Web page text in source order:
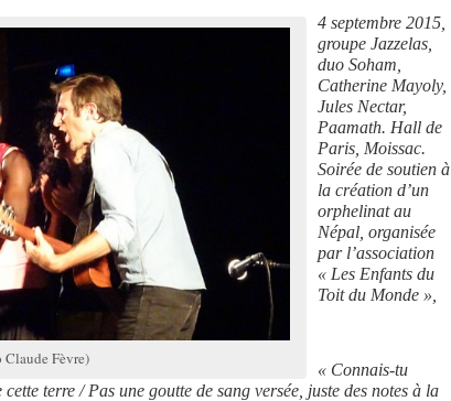
Claude Fèvre)
4 septembre 2015,
groupe Jazzelas,
duo Soham,
Catherine Mayoly,
Jules Nectar,
Paamath. Hall de
Paris, Moissac.
Soirée de soutien à
la création d’un
orphelinat au
Népal, organisée
par l’association
« Les Enfants du
Toit du Monde »,
« Connais-tu
terre / Pas une goutte de sang versée, juste des notes à la